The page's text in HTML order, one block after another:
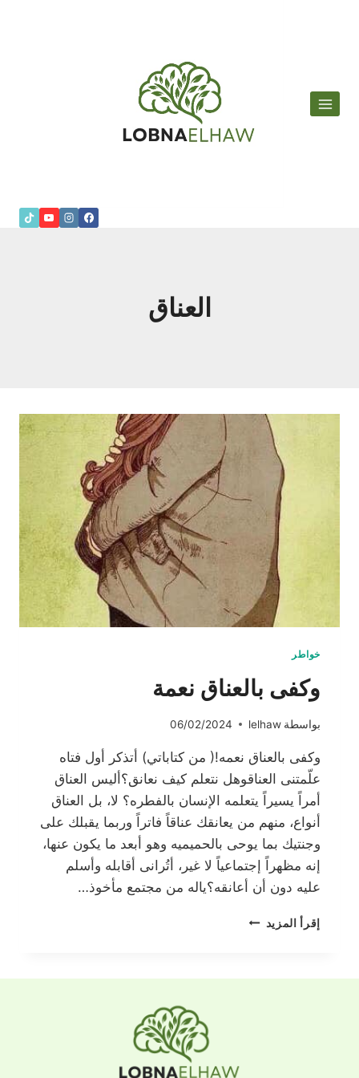
العناق
خواطر
وكفى بالعناق نعمة
بواسطة lelhaw
06/02/2024
وكفى بالعناق نعمه!( من كتاباتي) أتذكر أول فتاه
علّمتنى العناقوهل نتعلم كيف نعانق؟أليس العناق
أمراً يسيراً يتعلمه الإنسان بالفطره؟ لا، بل العناق
أنواع، منهم من يعانقك عناقاً فاتراً وربما يقبلك على
وجنتيك بما يوحى بالحميميه وهو أبعد ما يكون عنها،
إنه مظهراً إجتماعياً لا غير، أتُرانى أقابله وأسلم
عليه دون أن أعانقه؟ياله من مجتمع مأخوذ…
إقرأ المزيد وكفى